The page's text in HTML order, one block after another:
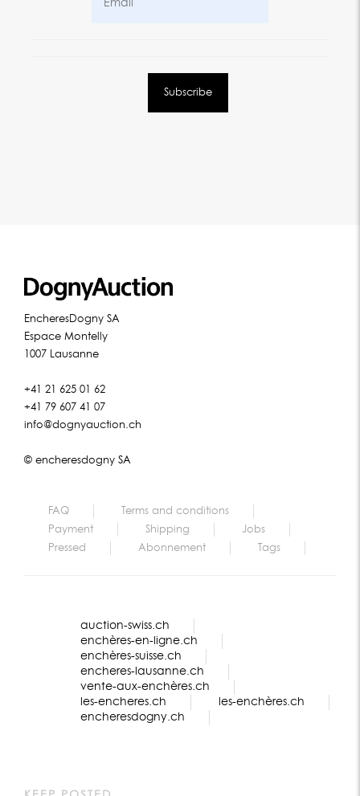
EncheresDogny SA
Espace Montelly
1007 Lausanne
+41 21 625 01 62
+41 79 607 41 07
info@dognyauction.ch
© encheresdogny SA
FAQ
Terms and conditions
Payment
Shipping
Jobs
Pressed
Abonnement Tags
auction-swiss.ch
enchères-en-ligne.ch
enchères-suisse.ch
encheres-lausanne.ch
vente-aux-enchères.ch
les-encheres.ch
les-enchères.ch
encheresdogny.ch